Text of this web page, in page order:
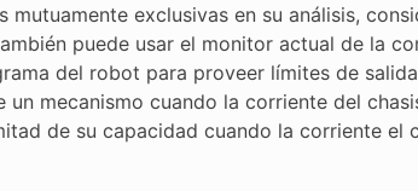
mutuamente exclusivas en su análisis,
puede usar el monitor actual de la
del robot para proveer límites de
mecanismo cuando la corriente del
de su capacidad cuando la corriente el